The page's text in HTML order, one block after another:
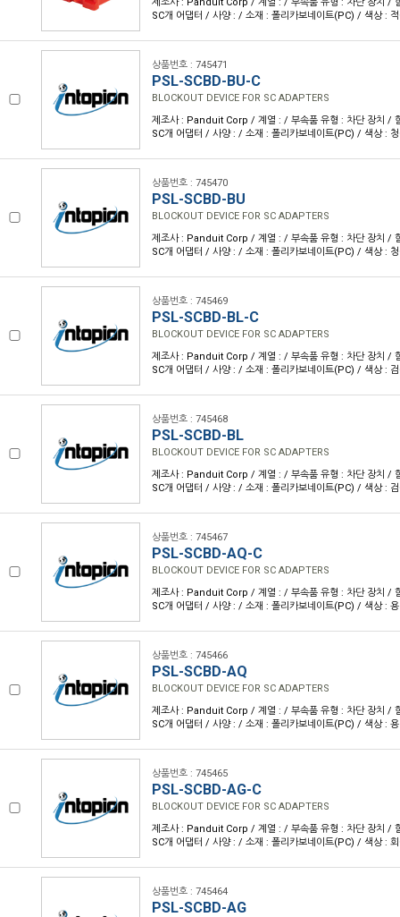
SC개 어댑터 / 사양 : / 소재 : 폴리카보네이트(PC) / 색상 :
상품번호 : 745471
PSL-SCBD-BU-C
BLOCKOUT DEVICE FOR SC ADAPTERS
제조사 : Panduit Corp / 계열 : / 부속품 유형 : 차단 장치 /
SC개 어댑터 / 사양 : / 소재 : 폴리카보네이트(PC) / 색상 :
상품번호 : 745470
PSL-SCBD-BU
BLOCKOUT DEVICE FOR SC ADAPTERS
제조사 : Panduit Corp / 계열 : / 부속품 유형 : 차단 장치 /
SC개 어댑터 / 사양 : / 소재 : 폴리카보네이트(PC) / 색상 :
상품번호 : 745469
PSL-SCBD-BL-C
BLOCKOUT DEVICE FOR SC ADAPTERS
제조사 : Panduit Corp / 계열 : / 부속품 유형 : 차단 장치 /
SC개 어댑터 / 사양 : / 소재 : 폴리카보네이트(PC) / 색상 :
상품번호 : 745468
PSL-SCBD-BL
BLOCKOUT DEVICE FOR SC ADAPTERS
제조사 : Panduit Corp / 계열 : / 부속품 유형 : 차단 장치 /
SC개 어댑터 / 사양 : / 소재 : 폴리카보네이트(PC) / 색상 :
상품번호 : 745467
PSL-SCBD-AQ-C
BLOCKOUT DEVICE FOR SC ADAPTERS
제조사 : Panduit Corp / 계열 : / 부속품 유형 : 차단 장치 /
SC개 어댑터 / 사양 : / 소재 : 폴리카보네이트(PC) / 색상 :
상품번호 : 745466
PSL-SCBD-AQ
BLOCKOUT DEVICE FOR SC ADAPTERS
제조사 : Panduit Corp / 계열 : / 부속품 유형 : 차단 장치 /
SC개 어댑터 / 사양 : / 소재 : 폴리카보네이트(PC) / 색상 :
상품번호 : 745465
PSL-SCBD-AG-C
BLOCKOUT DEVICE FOR SC ADAPTERS
제조사 : Panduit Corp / 계열 : / 부속품 유형 : 차단 장치 /
SC개 어댑터 / 사양 : / 소재 : 폴리카보네이트(PC) / 색상 :
상품번호 : 745464
PSL-SCBD-AG